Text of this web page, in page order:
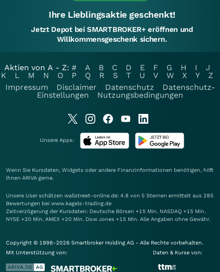
Ihre Lieblingsaktie geschenkt!
Jetzt Depot bei SMARTBROKER+ eröffnen und
Willkommensgeschenk sichern.
Aktien von A - Z: # A B C D E F G H I
J
K
L M N O P Q R S T U V W X Y
Z
Impressum
Disclaimer Datenschutz
Datenschutz-
Einstellungen
Nutzungsbedingungen
Unsere Apps:
Wenn Sie Kursdaten, Widgets oder andere Finanzinformationen benötigen, hilft
Ihnen ARIVA gerne.
Unsere User schätzen wallstreet-online.de: 4.8 von 5 Sternen ermittelt aus 285
Bewertungen bei www.kagels-trading.de
Zeitverzögerung der Kursdaten: Deutsche Börsen +15 Min. NASDAQ +15 Min.
NYSE +20 Min. AMEX +20 Min. Dow Jones +15 Min. Alle Angaben ohne Gewähr.
Copyright © 1998-2026 Smartbroker Holding AG - Alle Rechte vorbehalten.
Mit Unterstützung von:
Daten & Kurse von: